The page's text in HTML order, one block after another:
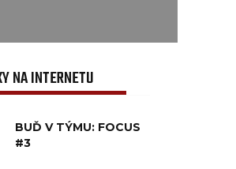
NA INTERNETU
BUĎ V TÝMU: FOCUS
#3